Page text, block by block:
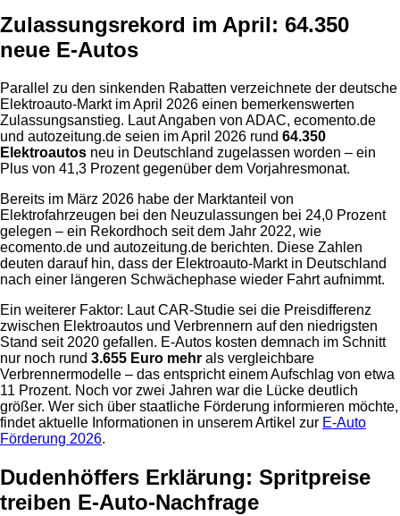
Zulassungsrekord im April: 64.350
neue E-Autos
Parallel zu den sinkenden Rabatten verzeichnete der deutsche
Elektroauto-Markt im April 2026 einen bemerkenswerten
Zulassungsanstieg. Laut Angaben von ADAC, ecomento.de
und autozeitung.de seien im April 2026 rund 64.350
Elektroautos neu in Deutschland zugelassen worden – ein
Plus von 41,3 Prozent gegenüber dem Vorjahresmonat.
Bereits im März 2026 habe der Marktanteil von
Elektrofahrzeugen bei den Neuzulassungen bei 24,0 Prozent
gelegen – ein Rekordhoch seit dem Jahr 2022, wie
ecomento.de und autozeitung.de berichten. Diese Zahlen
deuten darauf hin, dass der Elektroauto-Markt in Deutschland
nach einer längeren Schwächephase wieder Fahrt aufnimmt.
Ein weiterer Faktor: Laut CAR-Studie sei die Preisdifferenz
zwischen Elektroautos und Verbrennern auf den niedrigsten
Stand seit 2020 gefallen. E-Autos kosten demnach im Schnitt
nur noch rund 3.655 Euro mehr als vergleichbare
Verbrennermodelle – das entspricht einem Aufschlag von etwa
11 Prozent. Noch vor zwei Jahren war die Lücke deutlich
größer. Wer sich über staatliche Förderung informieren möchte,
findet aktuelle Informationen in unserem Artikel zur E-Auto
Förderung 2026.
Dudenhöffers Erklärung: Spritpreise
treiben E-Auto-Nachfrage